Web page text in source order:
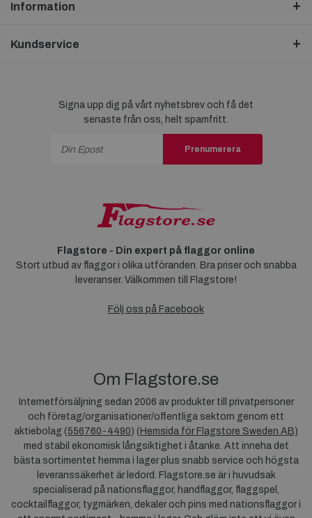
Information
Kundservice
Signa upp dig på vårt nyhetsbrev och få det
senaste från oss, helt spamfritt.
Prenumerera
Flagstore - Din expert på flaggor online
Stort utbud av flaggor i olika utföranden. Bra priser och snabba
leveranser. Välkommen till Flagstore!
Följ oss på Facebook
Om Flagstore.se
Internetförsäljning sedan 2006 av produkter till privatpersoner
och företag/organisationer/offentliga sektorn genom ett
aktiebolag (556760-4490) ( Hemsida för Flagstore Sweden AB)
med stabil ekonomisk långsiktighet i åtanke. Att inneha det
bästa sortimentet hemma i lager plus snabb service och högsta
leveranssäkerhet är ledord. Flagstore.se är i huvudsak
specialiserad på nationsflaggor, handflaggor, flaggspel,
cocktailflaggor, tygmärken, dekaler och pins med nationsflaggor i